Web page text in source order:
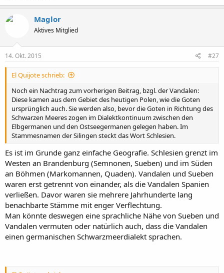
Maglor
Aktives Mitglied
14. Okt. 2015 #27
El Quijote schrieb:
Noch ein Nachtrag zum vorherigen Beitrag, bzgl. der Vandalen:
Diese kamen aus dem Gebiet des heutigen Polen, wie die Goten
ursprünglich auch. Sie werden also, bevor die Goten in Richtung des
Schwarzen Meeres zogen im Dialektkontinuum zwischen den
Elbgermanen und den Ostseegermanen gelegen haben. Im
Stammesnamen der Silingen steckt das Wort Schlesien.
Es ist im Grunde ganz einfache Geografie. Schlesien grenzt im
Westen an Brandenburg (Semnonen, Sueben) und im Süden
an Böhmen (Markomannen, Quaden). Vandalen und Sueben
waren erst getrennt von einander, als die Vandalen Spanien
verließen. Davor waren sie mehrere Jahrhunderte lang
benachbarte Stämme mit enger Verflechtung.
Man könnte deswegen eine sprachliche Nähe von Sueben und
Vandalen vermuten oder natürlich auch, dass die Vandalen
einen germanischen Schwarzmeerdialekt sprachen.